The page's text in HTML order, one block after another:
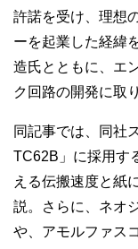
許諾を受け、理想
ーを起業した経緯
造氏とともに、エ
ク回路の開発に取
同記事では、同社
TC62B」に採用す
える伝搬速度と紙
説。さらに、ネオ
や、アモルファス